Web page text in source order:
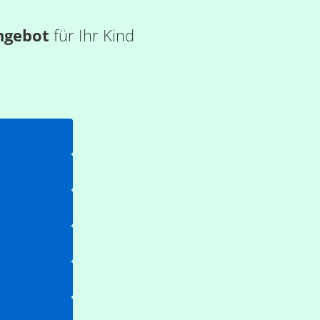
für Ihr Kind